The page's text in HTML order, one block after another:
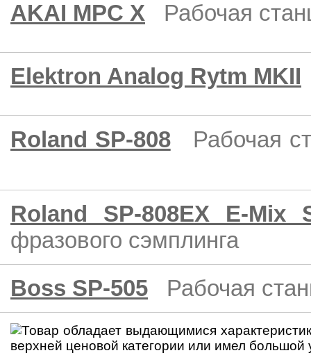
AKAI MPC X Рабочая
Elektron Analog Rytm MKII
Roland SP-808 Рабочая
Roland SP-808EX E-Mix
фразового сэмплинга
Boss SP-505
Рабочая